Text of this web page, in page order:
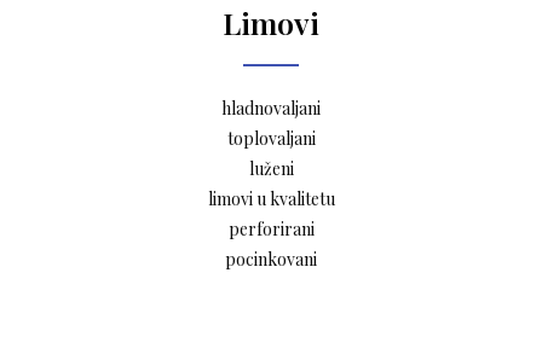
Limovi
hladnovaljani
toplovaljani
luženi
limovi u kvalitetu
perforirani
pocinkovani